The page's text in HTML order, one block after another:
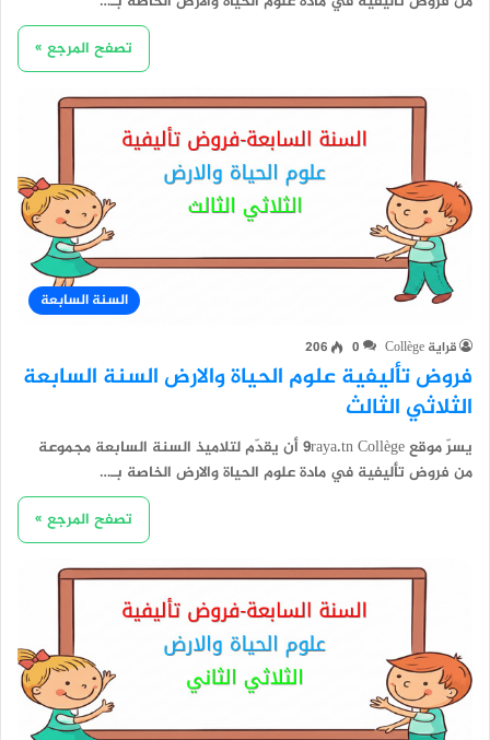
تصفح المرجع »
السنة السابعة
قراية Collège 0
206
فروض تأليفية علوم الحياة والارض السنة السابعة
الثلاثي الثالث
يسرّ موقع 9raya.tn Collège أن يقدّم لتلاميذ السنة السابعة مجموعة
من فروض تأليفية في مادة علوم الحياة والارض الخاصة بـ…
تصفح المرجع »